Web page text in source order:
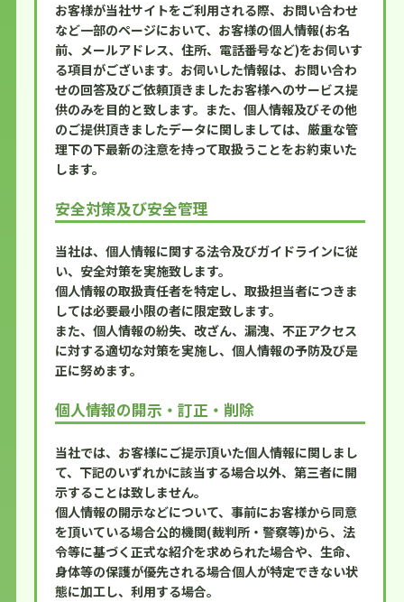
お客様が当社サイトをご利用される際、お問い合わせ
など一部のページにおいて、お客様の個人情報(お名
前、メールアドレス、住所、電話番号など)をお伺いす
る項目がございます。お伺いした情報は、お問い合わ
せの回答及びご依頼頂きましたお客様へのサービス提
供のみを目的と致します。また、個人情報及びその他
のご提供頂きましたデータに関しましては、厳重な管
理下の下最新の注意を持って取扱うことをお約束いた
します。
安全対策及び安全管理
当社は、個人情報に関する法令及びガイドラインに従
い、安全対策を実施致します。
個人情報の取扱責任者を特定し、取扱担当者につきま
しては必要最小限の者に限定致します。
また、個人情報の紛失、改ざん、漏洩、不正アクセス
に対する適切な対策を実施し、個人情報の予防及び是
正に努めます。
個人情報の開示・訂正・削除
当社では、お客様にご提示頂いた個人情報に関しまし
て、下記のいずれかに該当する場合以外、第三者に開
示することは致しません。
個人情報の開示などについて、事前にお客様から同意
を頂いている場合公的機関(裁判所・警察等)から、法
令等に基づく正式な紹介を求められた場合や、生命、
身体等の保護が優先される場合個人が特定できない状
態に加工し、利用する場合。